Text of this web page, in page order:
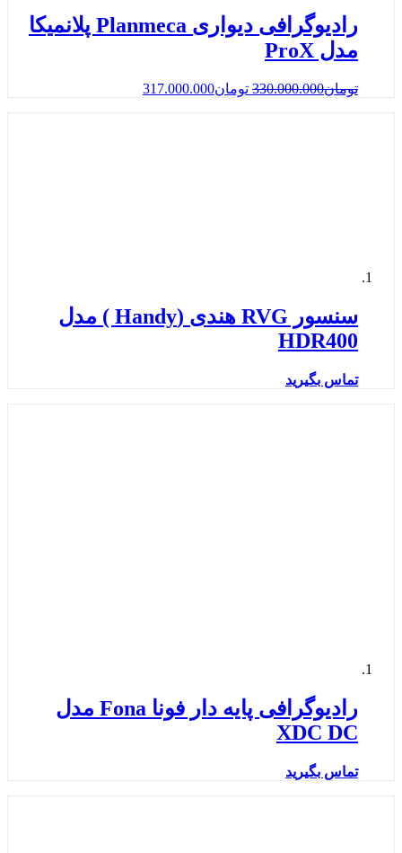
رادیوگرافی دیواری Planmeca پلانمیکا
مدل ProX
تومان330.000.000 تومان317.000.000
سنسور RVG هندی (Handy ) مدل
HDR400
تماس بگیرید
رادیوگرافی پایه دار فونا Fona مدل
XDC DC
تماس بگیرید